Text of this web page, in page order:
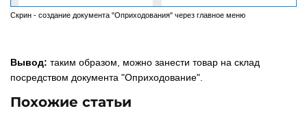
Скрин - создание документа "Оприходования" через главное меню
Вывод: таким образом, можно занести товар на склад
посредством документа "Оприходование".
Похожие статьи